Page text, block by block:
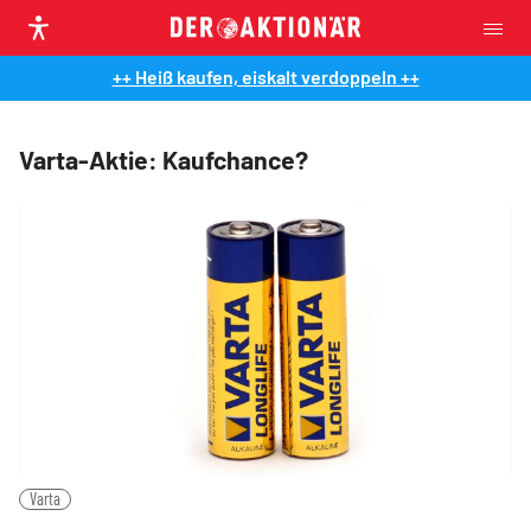
++ Heiß kaufen, eiskalt verdoppeln ++
Varta-Aktie: Kaufchance?
Varta